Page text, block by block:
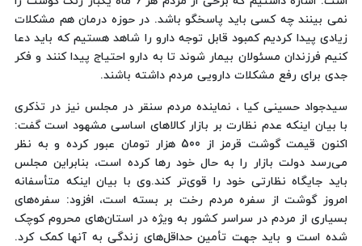
نمی بینند چه کسی باید پاسخگو باشد. در حوزه درمان هم مشکلات
زیادی پیدا کردیم کمبود قابل توجه دارو را شاهد هستیم که باید دعا
کنیم فرزندان مسئولان بیمار شوند تا به دارو احتیاج پیدا کنند و فکر
جدی برای رفع مشکلات دارویی مردم داشته باشند.
سیدجواد حسینی کیا ، نماینده مردم سنقر در مجلس نیز در تذکری
با بیان اینکه عدم نظارت بر بازار کالاهای اساسی مشهود است گفت:
اکنون قیمت گوشت قرمز از 500 هزار تومان عبور کرده و به نظر
می‌رسد دولت بازار را به حال خود رها کرده است، بنابراین مجلس
باید جایگاه نظارتی خود را قوی‌تر کند.وی با بیان اینکه متأسفانه
امروز گوشت از سفره مردم رخت بر بسته است، افزود: سفره‌های
بسیاری از مردم در سراسر کشور به ویژه در استان‌های محروم کوچک
شده است و باید جهت تأمین حداقل‌های زندگی به آنها کمک کرد.